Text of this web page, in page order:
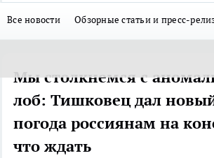
Все новости Обзорные статьи и пресс-
Мы столкнемся с
лоб: Тишковец дал
погода россиянам на
что ждать